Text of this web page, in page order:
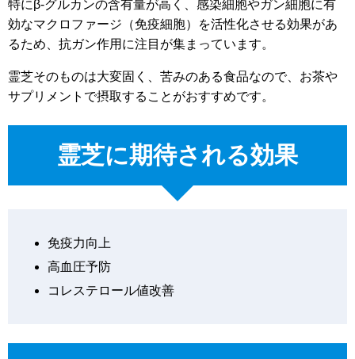
特にβ-グルカンの含有量が高く、感染細胞やガン細胞に有
効なマクロファージ（免疫細胞）を活性化させる効果があ
るため、抗ガン作用に注目が集まっています。
霊芝そのものは大変固く、苦みのある食品なので、お茶や
サプリメントで摂取することがおすすめです。
霊芝に期待される効果
免疫力向上
高血圧予防
コレステロール値改善